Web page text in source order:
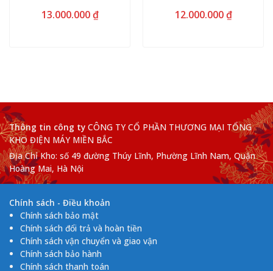
13.000.000₫ 12.000.000₫
Thông tin công ty CÔNG TY CỔ PHẦN THƯƠNG MẠI TỔNG
KHO ĐIỆN MÁY MIỀN BẮC
Địa Chỉ Kho: số 49 đường Thúy Lĩnh, Phường Lĩnh Nam, Quận
Hoàng Mai, Hà Nội
Chính sách - Điều khoản
Chính sách bảo mật
Chính sách đổi trả và hoàn tiền
Chính sách vận chuyển và giao vận
Chính sách bảo hành
Chính sách thanh toán